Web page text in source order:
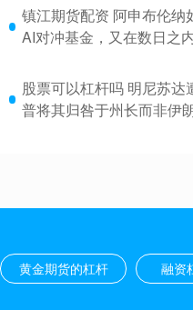
镇江期货配资 阿申布伦纳
AI对冲基金，又在数日之
股票可以杠杆吗 明尼苏达
普将其归咎于州长而非伊
黄金期货的杠杆 融资